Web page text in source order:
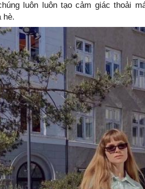
luôn luôn tạo cảm giác thoải
hè.